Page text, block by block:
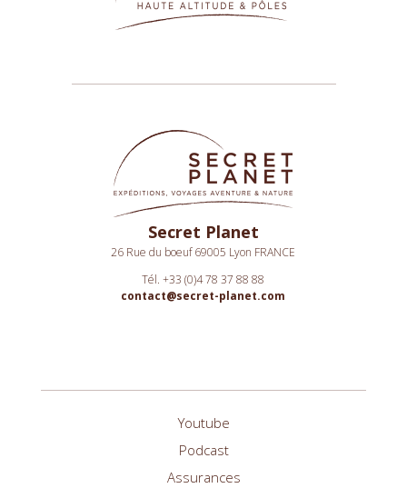
Secret Planet
26 Rue du boeuf 69005 Lyon FRANCE
Tél. +33 (0)4 78 37 88 88
contact@secret-planet.com
Youtube
Podcast
Assurances